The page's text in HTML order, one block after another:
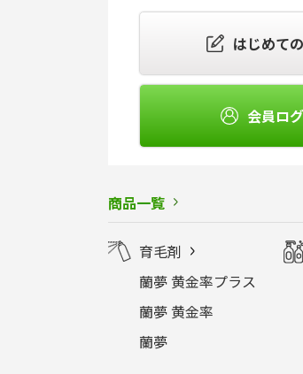
はじめて
会員ロ
商品一覧
育毛剤
蘭夢 黄金率プラス
蘭夢 黄金率
蘭夢